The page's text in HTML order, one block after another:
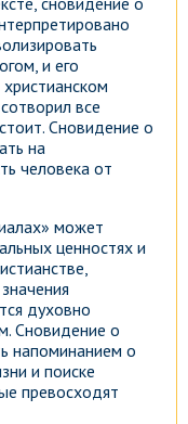
и его
все
Сновидение о
на
человека от
может
ценностях и
духовно
Сновидение о
напоминанием о
и поиске
превосходят